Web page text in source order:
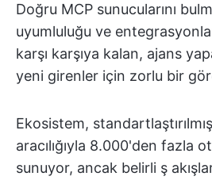
Doğru MCP sunucularını
uyumluluğu ve
karşı karşıya kalan, ajans
yeni girenler için zorlu bir
Ekosistem,
aracılığıyla 8.000'den fazla
sunuyor, ancak belirli ş